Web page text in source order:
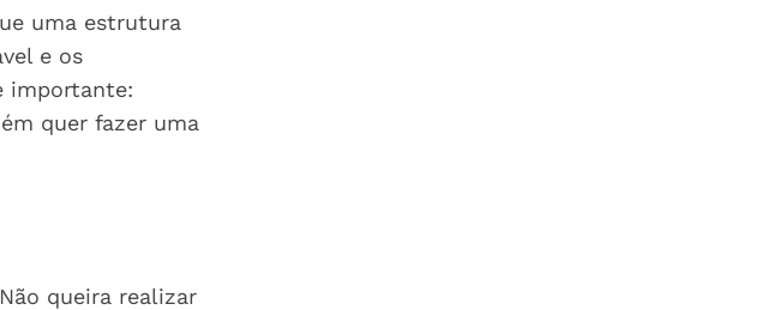
uma estrutura
e os
importante:
quer fazer uma
queira realizar